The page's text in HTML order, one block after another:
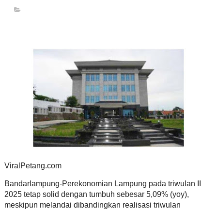
ViralPetang.com
Bandarlampung-Perekonomian Lampung pada triwulan II
2025 tetap solid dengan tumbuh sebesar 5,09% (yoy),
meskipun melandai dibandingkan realisasi triwulan